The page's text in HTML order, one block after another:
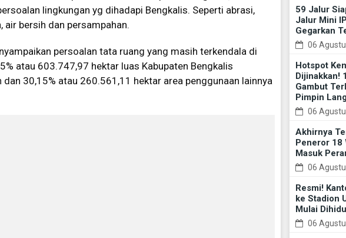
lingkungan yg dihadapi Bengkalis. Seperti abrasi,
air bersih dan persampahan.
persoalan tata ruang yang masih terkendala di
atau 603.747,97 hektar luas Kabupaten Bengkalis
dan 30,15% atau 260.561,11 hektar area penggunaan lainnya
59 Jalur
Jalur Mini
Gegarkan
06
Hotspot
Dijinakkan!
Gambut
Pimpin
06
Akhirnya
Peneror 18
Masuk
06
Resmi!
ke Stadion
Mulai
06